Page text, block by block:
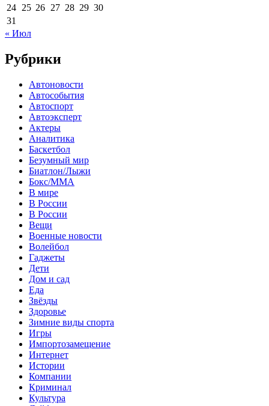
24 25 26 27 28 29 30
31
« Июл
Рубрики
Автоновости
Автособытия
Автоспорт
Автоэксперт
Актеры
Аналитика
Баскетбол
Безумный мир
Биатлон/Лыжи
Бокс/MMA
В мире
В России
В России
Вещи
Военные новости
Волейбол
Гаджеты
Дети
Дом и сад
Еда
Звёзды
Здоровье
Зимние виды спорта
Игры
Импортозамещение
Интернет
Истории
Компании
Криминал
Культура